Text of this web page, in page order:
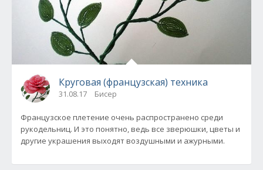
Круговая (французская) техника
31.08.17 Бисер
Французское плетение очень распространено среди
рукодельниц. И это понятно, ведь все зверюшки, цветы и
другие украшения выходят воздушными и ажурными.